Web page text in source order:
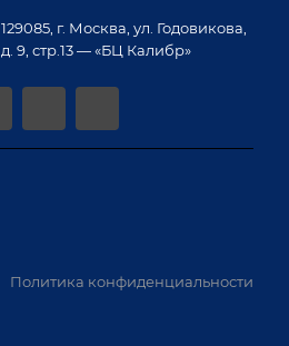
129085, г. Москва, ул. Годовикова,
д. 9, стр.13 — «БЦ Калибр»
Политика конфиденциальности